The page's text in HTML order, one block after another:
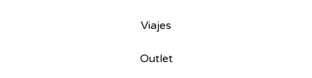
Viajes
Outlet